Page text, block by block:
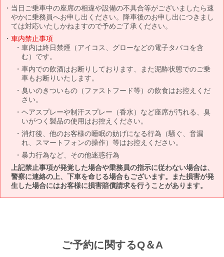
当日ご乗車中の座席の相違や設備の不具合等がございましたら速
やかに乗務員へお申し出ください。降車後のお申し出につきまし
ては対応いたしかねますので予めご了承ください。
車内禁止事項
車内は終日禁煙（アイコス、グローなどの電子タバコを含
む）です。
車内での飲酒はお断りしております、また泥酔状態でのご乗
車もお断りいたします。
臭いのきついもの（ファストフード等）の飲食はお控えくだ
さい。
ヘアスプレーや制汗スプレー（香水）など座席が汚れる、臭
いがつく製品の使用はお控えください。
消灯後、他のお客様の睡眠の妨げになる行為（騒ぐ、音漏
れ、スマートフォンの操作）等はお控えください。
暴力行為など、その他迷惑行為
上記禁止事項が発覚した場合や乗務員の指示に従わない場合は、
警察に連絡の上、下車を命じる場合もございます。また損害が発
生した場合にはお客様に損害賠償請求を行うことがあります。
ご予約に関するQ＆A